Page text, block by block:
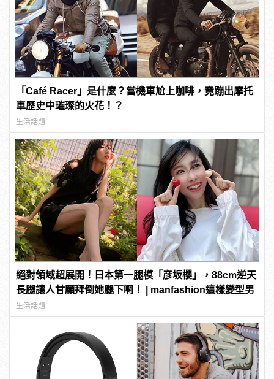
「Café Racer」是什麼？當機車尬上咖啡，竟蹦出摩托
車歷史中璀璨的火花！？
生活話題
絕對領域超展開！日本第一腿模「彦坂櫻」，88cm逆天
長腿讓人甘願拜倒她腿下啊！ | manfashion這樣變型男
生活話題